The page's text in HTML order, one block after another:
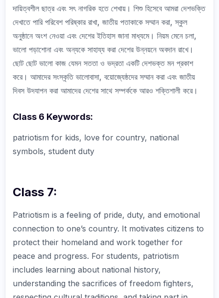
দায়িত্বশীল ছাত্র এবং সৎ নাগরিক হতে শেখায়। শিশু হিসেবে আমরা দেশভক্তি
দেখাতে পারি পরিবেশ পরিষ্কার রাখা, জাতীয় পতাকাকে সম্মান করা, স্কুল
অনুষ্ঠানে অংশ নেওয়া এবং দেশের ইতিহাস জানা মাধ্যমে। নিয়ম মেনে চলা,
ভালো পড়াশোনা এবং অন্যকে সাহায্য করা দেশের উন্নয়নে অবদান রাখে।
ছোট ছোট ভালো কাজ যেমন সততা ও ভদ্রতা একটি দেশভক্ত মন প্রকাশ
করে। আমাদের সংস্কৃতি ভালোবাসা, বয়োজ্যেষ্ঠদের সম্মান করা এবং জাতীয়
দিবস উদযাপন করা আমাদের দেশের সাথে সম্পর্ককে আরও শক্তিশালী করে।
Class 6 Keywords:
patriotism for kids, love for country, national
symbols, student duty
Class 7:
Patriotism is a feeling of pride, duty, and emotional
connection to one’s country. It motivates citizens to
protect their homeland and work together for
peace and progress. For students, patriotism
includes learning about national history,
understanding the sacrifices of freedom fighters,